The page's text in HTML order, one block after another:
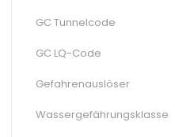
GC Tunnelcode
GC LQ-Code
Gefahrenauslöser
Wassergefährungsklasse